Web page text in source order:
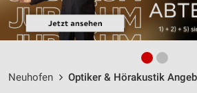
Neuhofen Optiker & Hörakustik